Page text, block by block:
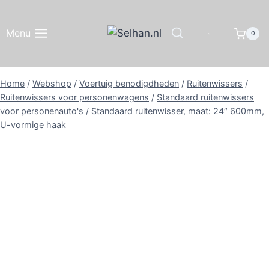
inhoud
Menu 0
Home / Webshop / Voertuig benodigdheden / Ruitenwissers /
Ruitenwissers voor personenwagens / Standaard ruitenwissers
voor personenauto's / Standaard ruitenwisser, maat: 24″ 600mm,
U-vormige haak